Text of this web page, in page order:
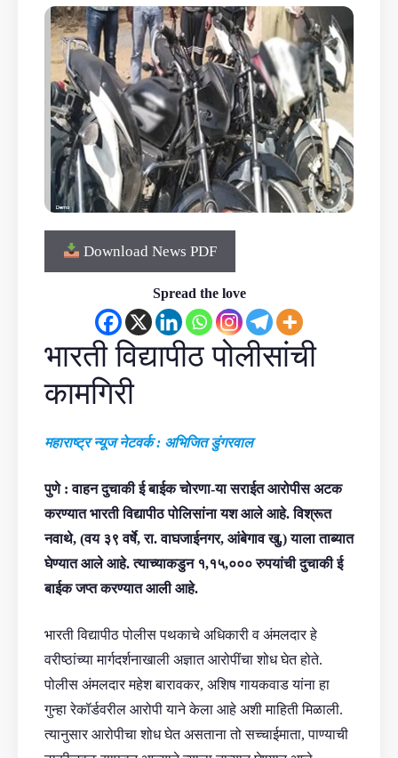
Download News PDF
Spread the love
भारती विद्यापीठ पोलीसांची
कामगिरी
महाराष्ट्र न्यूज नेटवर्क : अभिजित डुंगरवाल
पुणे : वाहन दुचाकी ई बाईक चोरणा-या सराईत आरोपीस अटक
करण्यात भारती विद्यापीठ पोलिसांना यश आले आहे. विश्रूत
नवाथे, (वय ३९ वर्षे, रा. वाघजाईनगर, आंबेगाव खु,) याला ताब्यात
घेण्यात आले आहे. त्याच्याकडुन १,१५,००० रुपयांची दुचाकी ई
बाईक जप्त करण्यात आली आहे.
भारती विद्यापीठ पोलीस पथकाचे अधिकारी व अंमलदार हे
वरीष्ठांच्या मार्गदर्शनाखाली अज्ञात आरोपींचा शोध घेत होते.
पोलीस अंमलदार महेश बारावकर, अशिष गायकवाड यांना हा
गुन्हा रेकॉर्डवरील आरोपी याने केला आहे अशी माहिती मिळाली.
त्यानुसार आरोपीचा शोध घेत असताना तो सच्चाईमाता, पाण्याची